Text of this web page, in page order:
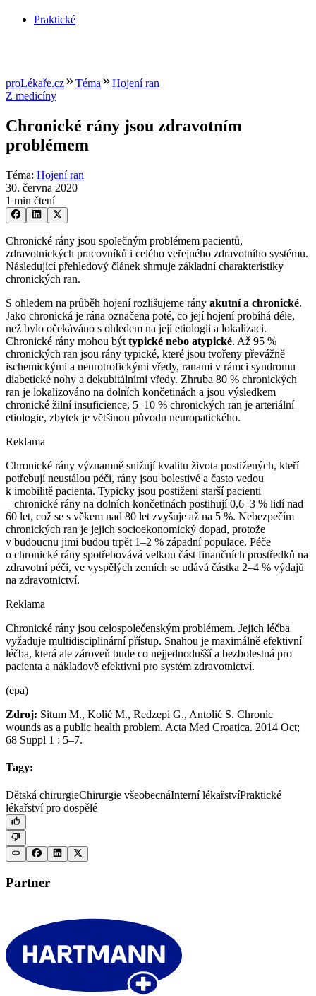
Praktické
proLékaře.cz Téma
Hojení ran
Z medicíny
Chronické rány jsou zdravotním
problémem
Téma: Hojení ran
30. června 2020
1 min čtení
Chronické rány jsou společným problémem pacientů,
zdravotnických pracovníků i celého veřejného zdravotního systému.
Následující přehledový článek shrnuje základní charakteristiky
chronických ran.
S ohledem na průběh hojení rozlišujeme rány akutní a chronické.
Jako chronická je rána označena poté, co její hojení probíhá déle,
než bylo očekáváno s ohledem na její etiologii a lokalizaci.
Chronické rány mohou být typické nebo atypické. Až 95 %
chronických ran jsou rány typické, které jsou tvořeny převážně
ischemickými a neurotrofickými vředy, ranami v rámci syndromu
diabetické nohy a dekubitálními vředy. Zhruba 80 % chronických
ran je lokalizováno na dolních končetinách a jsou výsledkem
chronické žilní insuficience, 5–10 % chronických ran je arteriální
etiologie, zbytek je většinou původu neuropatického.
Reklama
Chronické rány významně snižují kvalitu života postižených, kteří
potřebují neustálou péči, rány jsou bolestivé a často vedou
k imobilitě pacienta. Typicky jsou postiženi starší pacienti
–⁠ chronické rány na dolních končetinách postihují 0,6–3 % lidí nad
60 let, což se s věkem nad 80 let zvyšuje až na 5 %. Nebezpečím
chronických ran je jejich socioekonomický dopad, protože
v budoucnu jimi budou trpět 1–2 % západní populace. Péče
o chronické rány spotřebovává velkou část finančních prostředků na
zdravotní péči, ve vyspělých zemích se udává částka 2–4 % výdajů
na zdravotnictví.
Reklama
Chronické rány jsou celospolečenským problémem. Jejich léčba
vyžaduje multidisciplinární přístup. Snahou je maximálně efektivní
léčba, která ale zároveň bude co nejjednodušší a bezbolestná pro
pacienta a nákladově efektivní pro systém zdravotnictví.
(epa)
Zdroj: Situm M., Kolić M., Redzepi G., Antolić S. Chronic
wounds as a public health problem. Acta Med Croatica. 2014 Oct;
68 Suppl 1 : 5–7.
Tagy:
Dětská chirurgieChirurgie všeobecnáInterní lékařstvíPraktické
lékařství pro dospělé
Partner